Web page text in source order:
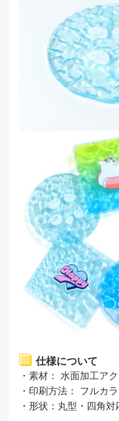
仕様について
・素材： 水面加工ア
・印刷方法： フルカ
・形状：丸型・四角対